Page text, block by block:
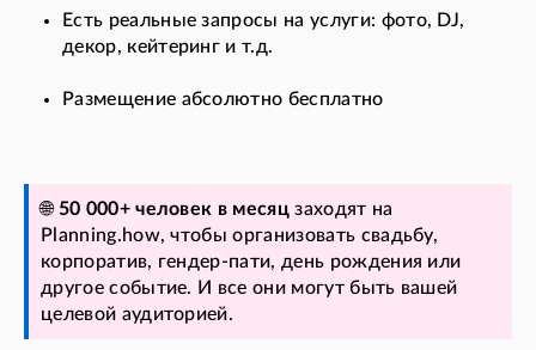
Есть реальные запросы на услуги: фото, DJ,
декор, кейтеринг и т.д.
Размещение абсолютно бесплатно
🌐50 000+ человек в месяц заходят на
Planning.how, чтобы организовать свадьбу,
корпоратив, гендер-пати, день рождения или
другое событие. И все они могут быть вашей
целевой аудиторией.